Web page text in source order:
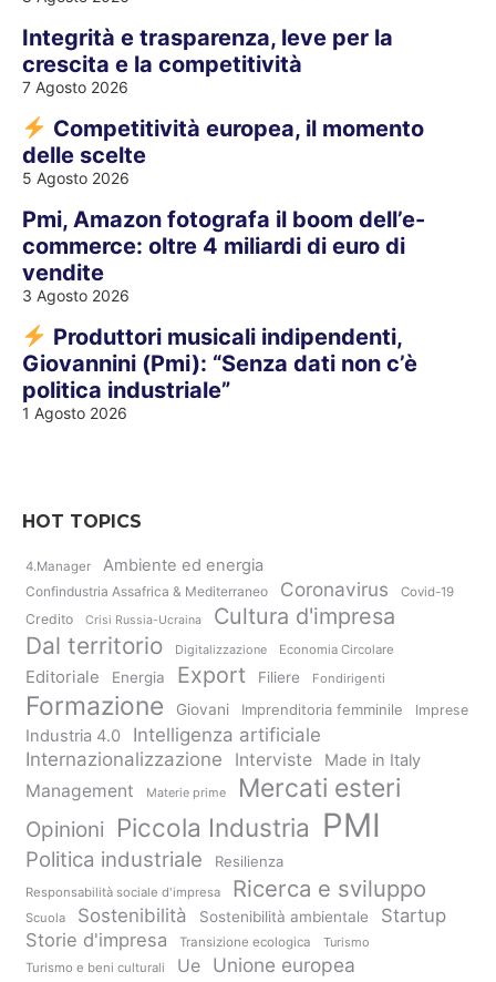
Integrità e trasparenza, leve per la
crescita e la competitività
7 Agosto 2026
Competitività europea, il momento
delle scelte
5 Agosto 2026
Pmi, Amazon fotografa il boom dell’e-
commerce: oltre 4 miliardi di euro di
vendite
3 Agosto 2026
Produttori musicali indipendenti,
Giovannini (Pmi): “Senza dati non c’è
politica industriale”
1 Agosto 2026
HOT TOPICS
4.Manager Ambiente ed energia
Confindustria Assafrica & Mediterraneo Coronavirus Covid-19
Credito Crisi Russia-Ucraina Cultura d'impresa
Dal territorio Digitalizzazione Economia Circolare
Editoriale Energia Export Filiere Fondirigenti
Formazione Giovani Imprenditoria femminile Imprese
Industria 4.0
Intelligenza artificiale
Internazionalizzazione
Interviste Made in Italy
Management Materie prime Mercati esteri
Opinioni Piccola Industria PMI
Politica industriale Resilienza
Responsabilità sociale d'impresa Ricerca e sviluppo
Scuola Sostenibilità Sostenibilità ambientale
Startup
Storie d'impresa
Transizione ecologica
Turismo
Turismo e beni culturali
Ue Unione europea